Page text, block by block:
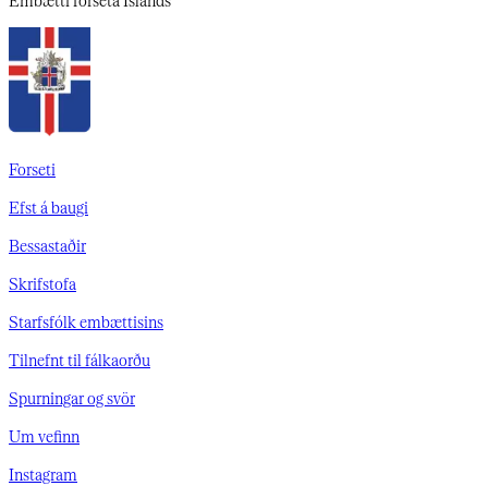
Forseti
Efst á baugi
Bessastaðir
Skrifstofa
Starfsfólk embættisins
Tilnefnt til fálkaorðu
Spurningar og svör
Um vefinn
Instagram